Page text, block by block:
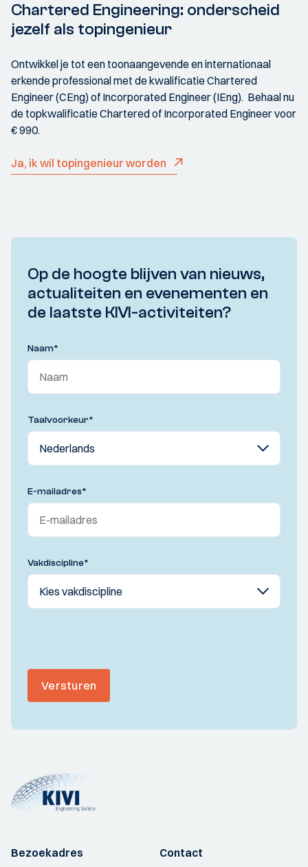
Chartered Engineering: onderscheid
jezelf als topingenieur
Ontwikkel je tot een toonaangevende en internationaal
erkende professional met de kwalificatie Chartered
Engineer (CEng) of Incorporated Engineer (IEng). Behaal nu
de topkwalificatie Chartered of Incorporated Engineer voor
€ 990.
Ja, ik wil topingenieur worden
Lid maakt lid-actie: korting op jouw
contributie
Heb jij een KIVI-lidmaatschap en draag je een nieuw lid aan?
Dan krijg niet alleen jij korting op je volgende contributie,
maar ontvangt het nieuwe lid ook een welkomstkorting.
Ja ik breng een lid aan
Op de hoogte blijven van nieuws,
actualiteiten en evenementen en
de laatste KIVI-activiteiten?
Naam*
Taalvoorkeur*
E-mailadres*
Vakdiscipline*
Versturen
Bezoekadres
Contact